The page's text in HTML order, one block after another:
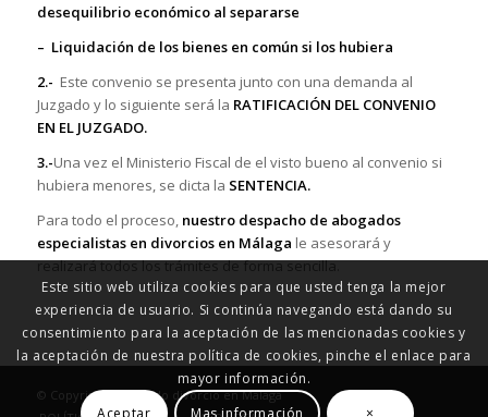
desequilibrio económico al separarse
– Liquidación de los bienes en común si los hubiera
2.- Este convenio se presenta junto con una demanda al
Juzgado y lo siguiente será la RATIFICACIÓN DEL CONVENIO
EN EL JUZGADO.
3.-Una vez el Ministerio Fiscal de el visto bueno al convenio si
hubiera menores, se dicta la SENTENCIA.
Para todo el proceso, nuestro despacho de abogados
especialistas en divorcios en Málaga le asesorará y
realizará todos los trámites de forma sencilla.
© Copyright - Abogado divorcio en Malaga
Este sitio web utiliza cookies para que usted tenga la mejor
experiencia de usuario. Si continúa navegando está dando su
consentimiento para la aceptación de las mencionadas cookies y
la aceptación de nuestra política de cookies, pinche el enlace para
mayor información.
Aceptar
Mas información ×